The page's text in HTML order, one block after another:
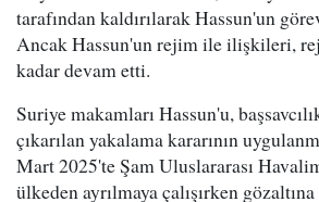
tarafından kaldırılarak Hassun'un
Ancak Hassun'un rejim ile ilişkileri,
kadar devam etti.
Suriye makamları Hassun'u,
çıkarılan yakalama kararının
Mart 2025'te Şam Uluslararası
ülkeden ayrılmaya çalışırken gözaltına